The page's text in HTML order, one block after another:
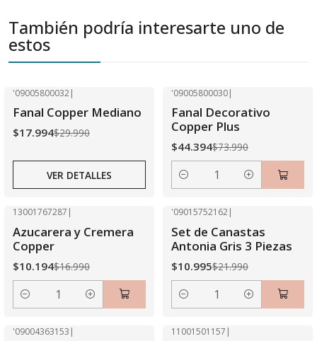
También podría interesarte uno de
estos
'09005800032|
Fanal Copper Mediano
$17.994$29.990
VER DETALLES
'09005800030|
Fanal Decorativo
Copper Plus
$44.394$73.990
Cantidad
13001767287 |
Azucarera y Cremera
Copper
$10.194$16.990
Cantidad
'09015752162|
Set de Canastas
Antonia Gris 3 Piezas
$10.995$21.990
Cantidad
'09004363153 | 11001501157 |